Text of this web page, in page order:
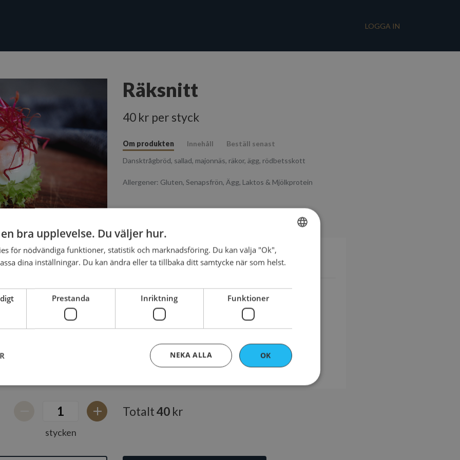
LOGGA IN
Räksnitt
40 kr per styck
Om produkten Innehåll
Beställ senast
Dansktrågbröd, sallad, majonnäs, räkor, ägg, rödbetsskott
här
stycken
Totalt40 kr
ENGLISH
bra upplevelse. Du väljer hur.
för nödvändiga funktioner, statistik och marknadsföring. Du kan välja "Ok",
dina inställningar. Du kan ändra eller ta tillbaka ditt samtycke när som helst.
Prestanda Inriktning Funktioner
OK
NEKA ALLA
Strikt nödvändigt Prestanda Inriktning Funktioner
strikt nödvändiga cookies.